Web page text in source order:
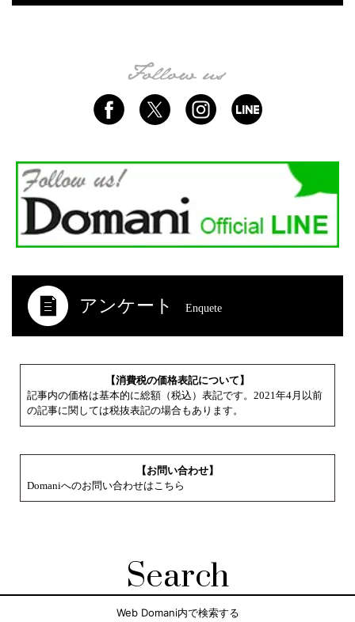
アンケート Enquete
【消費税の価格表記について】
記事内の価格は基本的に総額（税込）表記です。2021年4月以前
の記事に関しては税抜表記の場合もあります。
【お問い合わせ】
Domaniへのお問い合わせはこちら
Search
Web Domani内で検索する